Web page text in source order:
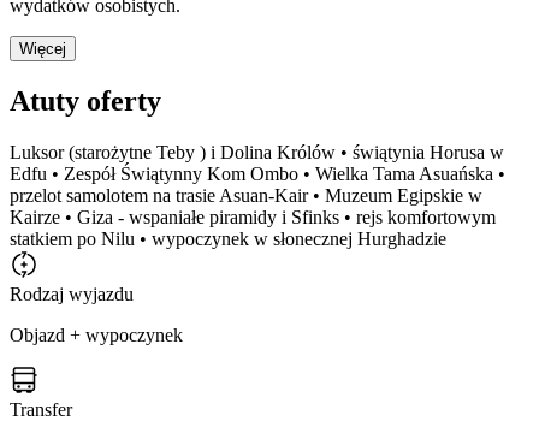
wydatków osobistych.
Więcej
Atuty oferty
Luksor (starożytne Teby ) i Dolina Królów • świątynia Horusa w
Edfu • Zespół Świątynny Kom Ombo • Wielka Tama Asuańska •
przelot samolotem na trasie Asuan-Kair • Muzeum Egipskie w
Kairze • Giza - wspaniałe piramidy i Sfinks • rejs komfortowym
statkiem po Nilu • wypoczynek w słonecznej Hurghadzie
Rodzaj wyjazdu
Objazd + wypoczynek
Transfer